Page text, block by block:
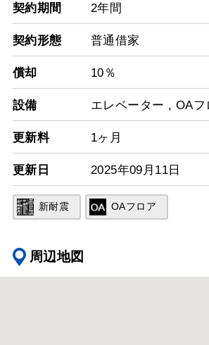
契約期間 2年間
契約形態 普通借家
償却 10％
設備 エレベーター , OAフ
更新料 1ヶ月
更新日 2025年09月11日
新耐震 OAフロア
周辺地図